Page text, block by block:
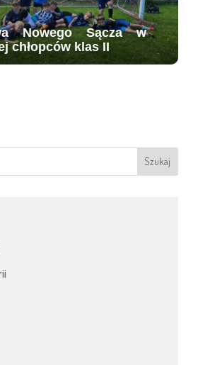
Nowego Sącza w
chłopców klas II